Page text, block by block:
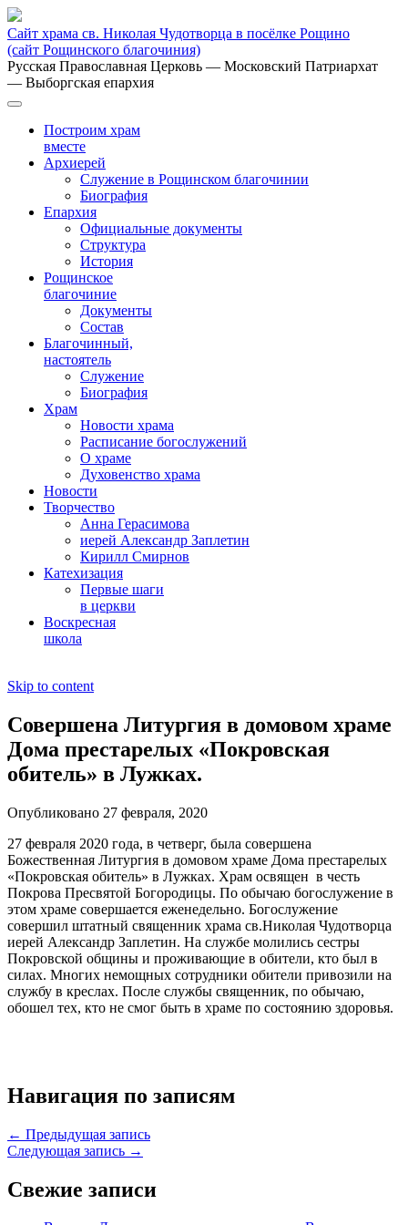
Сайт храма св. Николая Чудотворца в посёлке Рощино
(сайт Рощинского благочиния)
Русская Православная Церковь — Московский Патриархат
— Выборгская епархия
Построим храм
вместе
Архиерей
Служение в Рощинском благочинии
Биография
Епархия
Официальные документы
Структура
История
Рощинское
благочиние
Документы
Состав
Благочинный,
настоятель
Служение
Биография
Храм
Новости храма
Расписание богослужений
О храме
Духовенство храма
Новости
Творчество
Анна Герасимова
иерей Александр Заплетин
Кирилл Смирнов
Катехизация
Первые шаги
в церкви
Воскресная
школа
Skip to content
Совершена Литургия в домовом храме
Дома престарелых «Покровская
обитель» в Лужках.
Опубликовано 27 февраля, 2020
27 февраля 2020 года, в четверг, была совершена
Божественная Литургия в домовом храме Дома престарелых
«Покровская обитель» в Лужках. Храм освящен в честь
Покрова Пресвятой Богородицы. По обычаю богослужение в
этом храме совершается еженедельно. Богослужение
совершил штатный священник храма св.Николая Чудотворца
иерей Александр Заплетин. На службе молились сестры
Покровской общины и проживающие в обители, кто был в
силах. Многих немощных сотрудники обители привозили на
службу в креслах. После службы священник, по обычаю,
обошел тех, кто не смог быть в храме по состоянию здоровья.
Навигация по записям
← Предыдущая запись
Следующая запись →
Свежие записи